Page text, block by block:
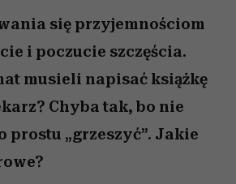
się przyjemnościom
i poczucie szczęścia.
musieli napisać książkę
Chyba tak, bo nie
prostu „grzeszyć”. Jakie